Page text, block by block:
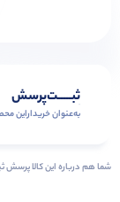
ثبـــــت‌پرسش
به‌عنوان ‌خریدار‌این‌
شما هم درباره این کالا پرسش